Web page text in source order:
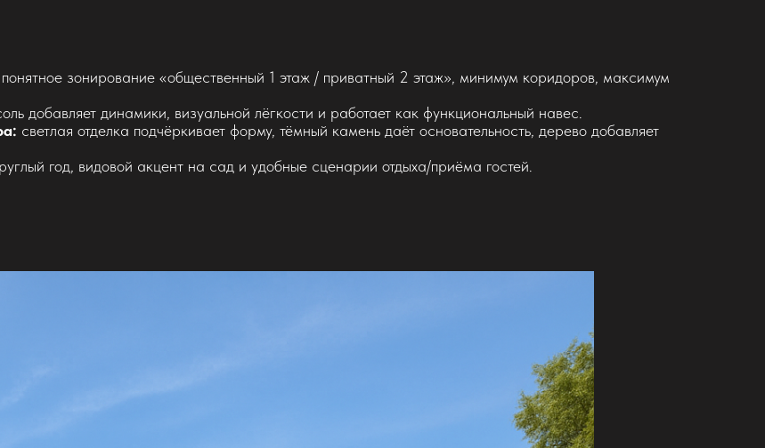
понятное зонирование «общественный 1 этаж / приватный 2 этаж», минимум коридоров, максимум
добавляет динамики, визуальной лёгкости и работает как функциональный навес.
светлая отделка подчёркивает форму, тёмный камень даёт основательность, дерево добавляет
год, видовой акцент на сад и удобные сценарии отдыха/приёма гостей.